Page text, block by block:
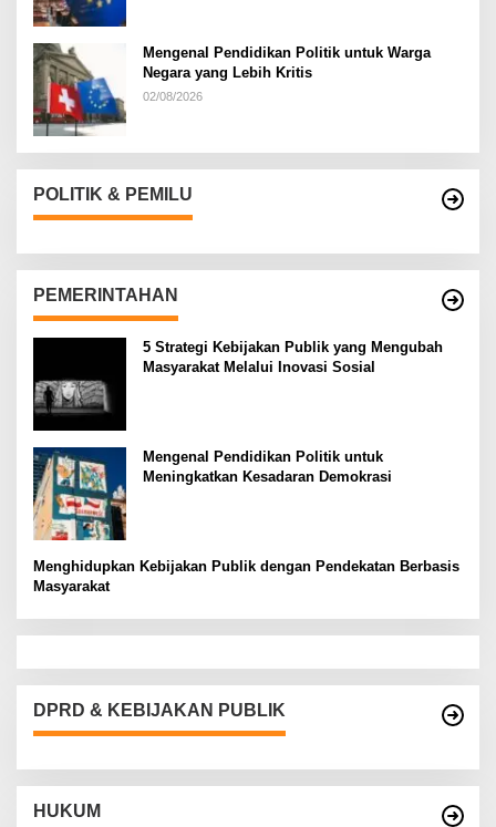
Mengenal Pendidikan Politik untuk Warga
Negara yang Lebih Kritis
02/08/2026
POLITIK & PEMILU
PEMERINTAHAN
5 Strategi Kebijakan Publik yang Mengubah
Masyarakat Melalui Inovasi Sosial
Mengenal Pendidikan Politik untuk
Meningkatkan Kesadaran Demokrasi
Menghidupkan Kebijakan Publik dengan Pendekatan Berbasis
Masyarakat
DPRD & KEBIJAKAN PUBLIK
HUKUM